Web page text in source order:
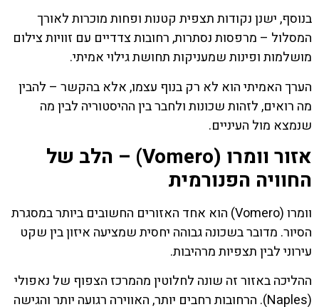
בנוסף, ישנן נקודות תצפית קטנות ופחות מוכרות לאורך
המסלול – מרפסות נסתרות, רחובות צדדיים עם זוויות צילום
מושלמות ופינות שמעניקות תחושת גילוי אמיתי.
הערך האמיתי הוא לא רק בנוף עצמו, אלא בהקשר – להבין
מה רואים, לזהות שכונות ולחבר בין ההיסטוריה לבין מה
שנמצא מול העיניים.
אזור וומרו (Vomero) – הלב של
החוויה הפנורמית
וומרו (Vomero) הוא אחד האזורים החשובים ביותר במסגרת
הסיור. מדובר בשכונה גבוהה יחסית שמציעה איזון בין שקט
עירוני לבין תצפיות מרהיבות.
ההליכה באזור זה שונה לחלוטין מהמרכז הצפוף של נאפולי
(Naples). הרחובות רחבים יותר, האווירה רגועה יותר והגישה